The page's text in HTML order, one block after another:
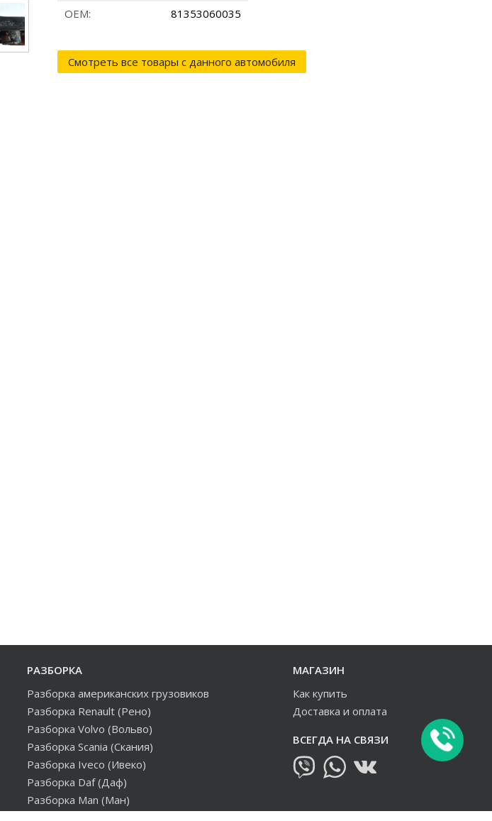
ОЕМ:
81353060035
Смотреть все товары с данного автомобиля
РАЗБОРКА
Разборка американских грузовиков
Разборка Renault (Рено)
Разборка Volvo (Вольво)
Разборка Scania (Скания)
Разборка Iveco (Ивеко)
Разборка Daf (Даф)
Разборка Man (Ман)
МАГАЗИН
Как купить
Доставка и оплата
ВСЕГДА НА СВЯЗИ